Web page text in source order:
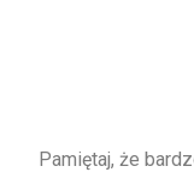
Pamiętaj, że